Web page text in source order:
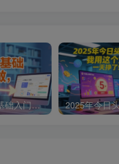
小说推文0基础入门教程，0粉就可做，快速上手